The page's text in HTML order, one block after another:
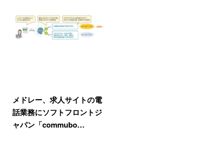
メドレー、求人サイトの電
話業務にソフトフロントジ
ャパン「commubo…